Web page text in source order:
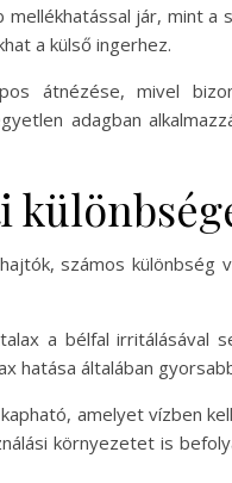
jár, mint
a külső ingerhez.
átnézése, mivel
adagban
számos különbség
a bélfal irritálásával
hatása általában
amelyet vízben
környezetet is